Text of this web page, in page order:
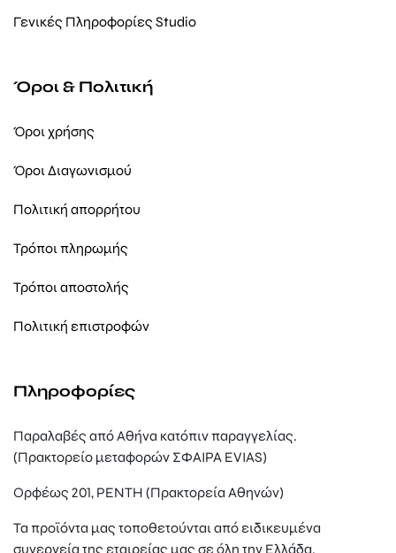
Γενικές Πληροφορίες Studio
Όροι & Πολιτική
Όροι χρήσης
Όροι Διαγωνισμού
Πολιτική απορρήτου
Τρόποι πληρωμής
Τρόποι αποστολής
Πολιτική επιστροφών
Πληροφορίες
Παραλαβές από Αθήνα κατόπιν παραγγελίας.
(Πρακτορείο μεταφορών ΣΦΑΙΡΑ EVIAS)
Ορφέως 201, ΡΕΝΤΗ (Πρακτορεία Αθηνών)
Τα προϊόντα μας τοποθετούνται από ειδικευμένα
συνεργεία της εταιρείας μας σε όλη την Ελλάδα.